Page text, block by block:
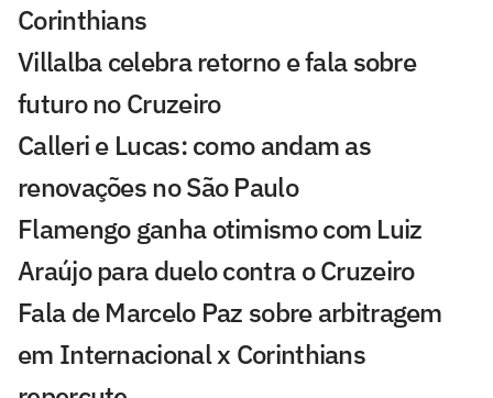
Corinthians
Villalba celebra retorno e fala sobre
futuro no Cruzeiro
Calleri e Lucas: como andam as
renovações no São Paulo
Flamengo ganha otimismo com Luiz
Araújo para duelo contra o Cruzeiro
Fala de Marcelo Paz sobre arbitragem
em Internacional x Corinthians